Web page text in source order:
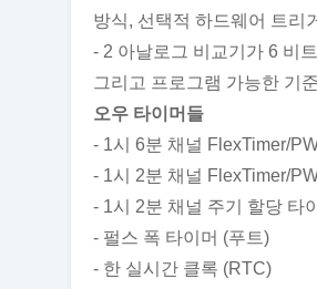
방식, 선택적 하드웨어 트리
- 2 아날로그 비교기가 6 비
그리고 프로그램 가능한 기
오우 타이머들
- 1시 6분 채널 FlexTimer/
- 1시 2분 채널 FlexTimer/
- 1시 2분 채널 주기 할당 타
- 펄스 폭 타이머 (푸트)
- 한 실시간 클록 (RTC)